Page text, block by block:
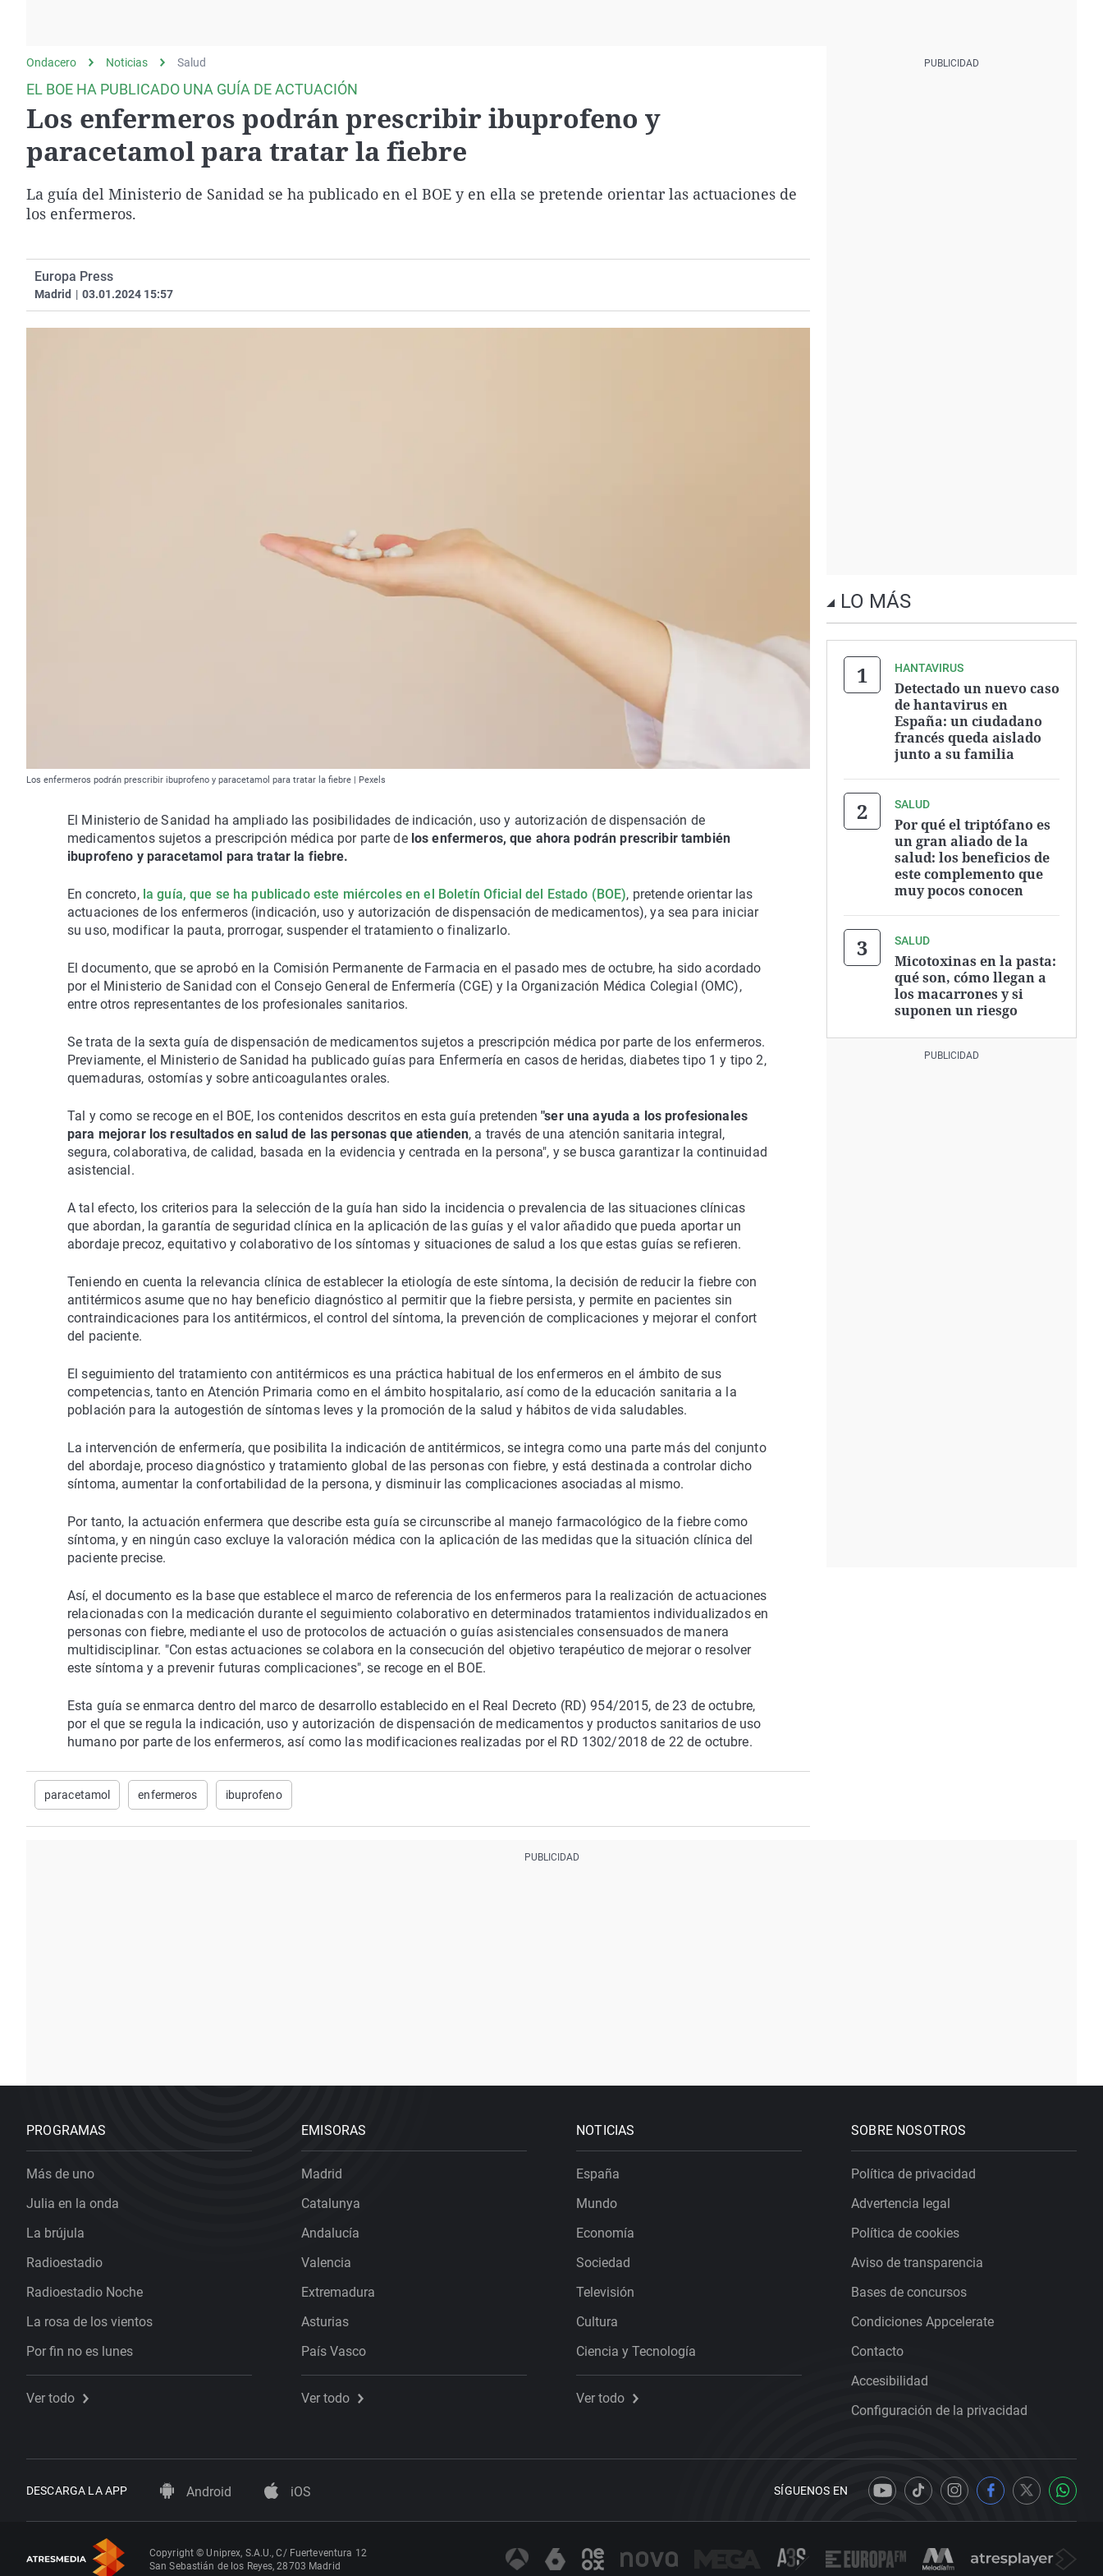
Como el perro y el
Operación ViudaNavarra
País Vasco
Ondacero Noticias Salud
EL BOE HA PUBLICADO UNA GUÍA DE ACTUACIÓN
Los enfermeros podrán prescribir ibuprofeno y
paracetamol para tratar la fiebre
La guía del Ministerio de Sanidad se ha publicado en el BOE y en ella se pretende orientar las actuaciones de
los enfermeros.
Europa Press
Madrid | 03.01.2024 15:57
Los enfermeros podrán prescribir ibuprofeno y paracetamol para tratar la fiebre | Pexels
El Ministerio de Sanidad ha ampliado las posibilidades de indicación, uso y autorización de dispensación de
medicamentos sujetos a prescripción médica por parte de los enfermeros, que ahora podrán prescribir también
ibuprofeno y paracetamol para tratar la fiebre.
En concreto, la guía, que se ha publicado este miércoles en el Boletín Oficial del Estado (BOE), pretende orientar las
actuaciones de los enfermeros (indicación, uso y autorización de dispensación de medicamentos), ya sea para iniciar
su uso, modificar la pauta, prorrogar, suspender el tratamiento o finalizarlo.
El documento, que se aprobó en la Comisión Permanente de Farmacia en el pasado mes de octubre, ha sido acordado
por el Ministerio de Sanidad con el Consejo General de Enfermería (CGE) y la Organización Médica Colegial (OMC),
entre otros representantes de los profesionales sanitarios.
Se trata de la sexta guía de dispensación de medicamentos sujetos a prescripción médica por parte de los enfermeros.
Previamente, el Ministerio de Sanidad ha publicado guías para Enfermería en casos de heridas, diabetes tipo 1 y tipo 2,
quemaduras, ostomías y sobre anticoagulantes orales.
Tal y como se recoge en el BOE, los contenidos descritos en esta guía pretenden"ser una ayuda a los profesionales
para mejorar los resultados en salud de las personas que atienden, a través de una atención sanitaria integral,
segura, colaborativa, de calidad, basada en la evidencia y centrada en la persona", y se busca garantizar la continuidad
asistencial.
A tal efecto, los criterios para la selección de la guía han sido la incidencia o prevalencia de las situaciones clínicas
que abordan, la garantía de seguridad clínica en la aplicación de las guías y el valor añadido que pueda aportar un
abordaje precoz, equitativo y colaborativo de los síntomas y situaciones de salud a los que estas guías se refieren.
Teniendo en cuenta la relevancia clínica de establecer la etiología de este síntoma, la decisión de reducir la fiebre con
antitérmicos asume que no hay beneficio diagnóstico al permitir que la fiebre persista, y permite en pacientes sin
contraindicaciones para los antitérmicos, el control del síntoma, la prevención de complicaciones y mejorar el confort
del paciente.
El seguimiento del tratamiento con antitérmicos es una práctica habitual de los enfermeros en el ámbito de sus
competencias, tanto en Atención Primaria como en el ámbito hospitalario, así como de la educación sanitaria a la
población para la autogestión de síntomas leves y la promoción de la salud y hábitos de vida saludables.
La intervención de enfermería, que posibilita la indicación de antitérmicos, se integra como una parte más del conjunto
del abordaje, proceso diagnóstico y tratamiento global de las personas con fiebre, y está destinada a controlar dicho
síntoma, aumentar la confortabilidad de la persona, y disminuir las complicaciones asociadas al mismo.
Por tanto, la actuación enfermera que describe esta guía se circunscribe al manejo farmacológico de la fiebre como
síntoma, y en ningún caso excluye la valoración médica con la aplicación de las medidas que la situación clínica del
paciente precise.
Así, el documento es la base que establece el marco de referencia de los enfermeros para la realización de actuaciones
relacionadas con la medicación durante el seguimiento colaborativo en determinados tratamientos individualizados en
personas con fiebre, mediante el uso de protocolos de actuación o guías asistenciales consensuados de manera
multidisciplinar. "Con estas actuaciones se colabora en la consecución del objetivo terapéutico de mejorar o resolver
este síntoma y a prevenir futuras complicaciones", se recoge en el BOE.
Esta guía se enmarca dentro del marco de desarrollo establecido en el Real Decreto (RD) 954/2015, de 23 de octubre,
por el que se regula la indicación, uso y autorización de dispensación de medicamentos y productos sanitarios de uso
humano por parte de los enfermeros, así como las modificaciones realizadas por el RD 1302/2018 de 22 de octubre.
paracetamol enfermeros ibuprofeno
LO MÁS
HANTAVIRUS
Detectado un nuevo caso
de hantavirus en
España: un ciudadano
francés queda aislado
junto a su familia
SALUD
Por qué el triptófano es
un gran aliado de la
salud: los beneficios de
este complemento que
muy pocos conocen
SALUD
Micotoxinas en la pasta:
qué son, cómo llegan a
los macarrones y si
suponen un riesgo
PROGRAMAS
Más de uno
Julia en la onda
La brújula
Radioestadio
Radioestadio Noche
La rosa de los vientos
Por fin no es lunes
Ver todo
EMISORAS
Madrid
Catalunya
Andalucía
Valencia
Extremadura
Asturias
País Vasco
Ver todo
NOTICIAS
España
Mundo
Economía
Sociedad
Televisión
Cultura
Ciencia y Tecnología
Ver todo
SOBRE NOSOTROS
Política de privacidad
Advertencia legal
Política de cookies
Aviso de transparencia
Bases de concursos
Condiciones Appcelerate
Contacto
Accesibilidad
Configuración de la privacidad
DESCARGA LA APP Android iOS SÍGUENOS EN
Copyright © Uniprex, S.A.U., C/ Fuerteventura 12
San Sebastián de los Reyes, 28703 Madrid